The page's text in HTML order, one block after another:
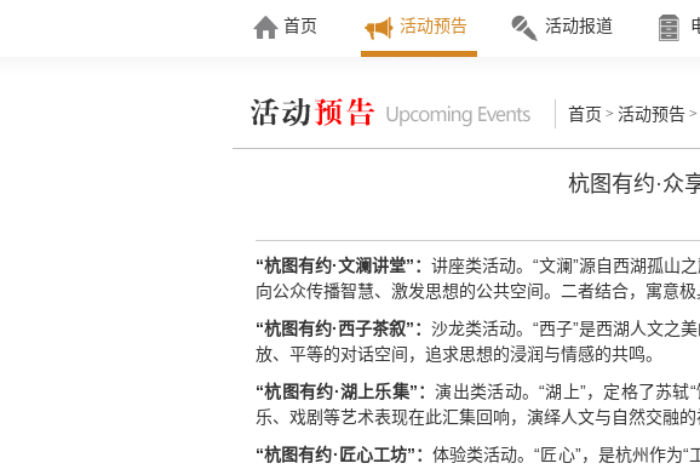
首页 活动预告 活动报道
首页 > 活动预告 >
杭图有约·众
“杭图有约·文澜讲堂”：讲座类活动。“文澜”源自西湖孤山
向公众传播智慧、激发思想的公共空间。二者结合，寓意
“杭图有约·西子茶叙”：沙龙类活动。“西子”是西湖人文之
放、平等的对话空间，追求思想的浸润与情感的共鸣。
“杭图有约·湖上乐集”：演出类活动。“湖上”，定格了苏
乐、戏剧等艺术表现在此汇集回响，演绎人文与自然交融的
“杭图有约·匠心工坊”： 体验类活动。“匠心”，是杭州作为